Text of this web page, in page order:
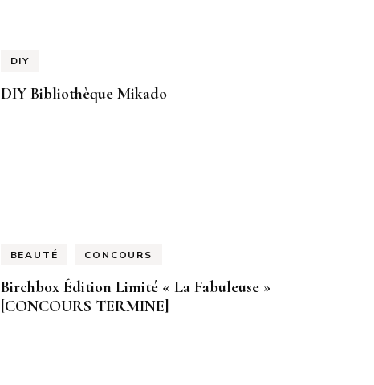
DIY
DIY Bibliothèque Mikado
BEAUTÉ CONCOURS
Birchbox Édition Limité « La Fabuleuse »
[CONCOURS TERMINE]